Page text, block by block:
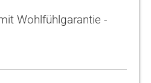
Wohlfühlgarantie -